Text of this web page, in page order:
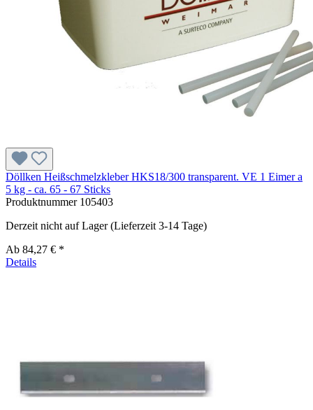
Döllken Heißschmelzkleber HKS18/300 transparent. VE 1 Eimer a
5 kg - ca. 65 - 67 Sticks
Produktnummer 105403
Derzeit nicht auf Lager (Lieferzeit 3-14 Tage)
Ab 84,27 € *
Details